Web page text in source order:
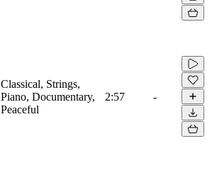
Classical, Strings,
Piano, Documentary,
Peaceful
2:57 -